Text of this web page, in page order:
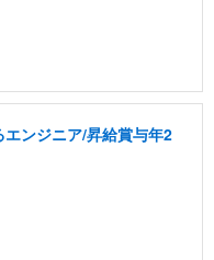
エンジニア/昇給賞与年2